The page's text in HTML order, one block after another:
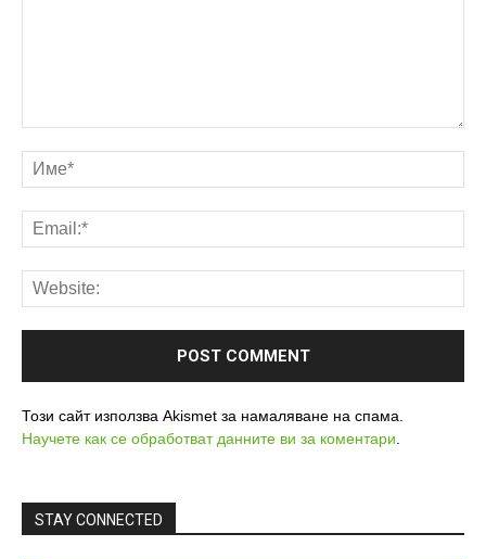
Този сайт използва Akismet за намаляване на спама.
Научете как се обработват данните ви за коментари
STAY CONNECTED